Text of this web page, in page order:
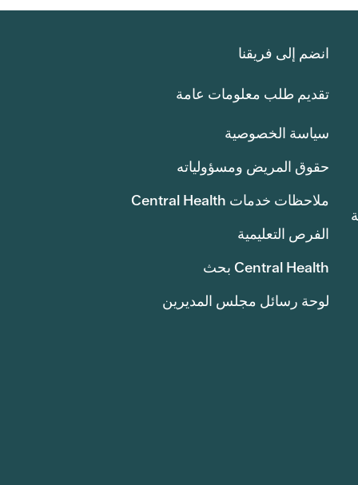
انضم إلى فريقنا
تقديم طلب معلومات عامة
سياسة الخصوصية
حقوق المريض ومسؤولياته
ملاحظات خدمات Central Health
الفرص التعليمية
Central Health بحث
لوحة رسائل مجلس المديرين